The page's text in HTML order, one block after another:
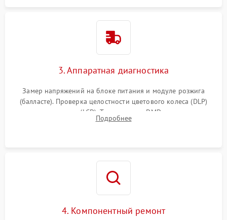
3. Аппаратная диагностика
Замер напряжений на блоке питания и модуле розжига
(балласте). Проверка целостности цветового колеса (DLP)
или поляризаторов (LCD). Тестирование DMD-чипа, датчиков
температуры и оптопар с помощью мультиметра и
Подробнее
4. Компонентный ремонт